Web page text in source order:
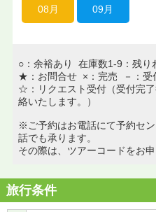
08月 09月
○：余裕あり 在庫数1-9：残り
★：お問合せ ×：完売 －：受
☆：リクエスト受付（受付完
絡いたします。）
※ご予約はお電話にて予約セ
話でも承ります。
その際は、ツアーコードをお申
旅行条件